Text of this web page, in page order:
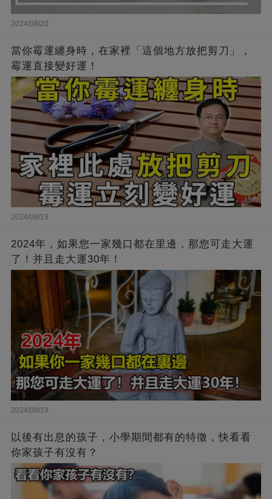
2024/08/20
當你霉運纏身時，在家裡「這個地方放把剪刀」，
霉運直接變好運！
2024/08/19
2024年，如果您一家幾口都在里邊，那您可走大運
了！并且走大運30年！
2024/08/19
以後有出息的孩子，小學期間都有的特徵，快看看
你家孩子有沒有？